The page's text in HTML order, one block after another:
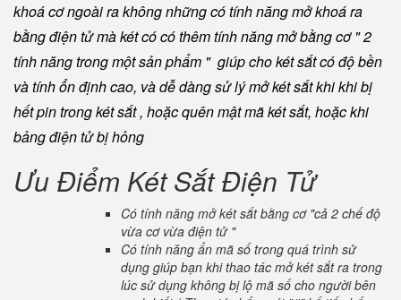
khoá cơ ngoài ra không những có tính năng mở khoá ra
bằng điện tử mà két có có thêm tính năng mở bằng cơ " 2
tính năng trong một sản phẩm " giúp cho két sắt có độ bền
và tính ổn định cao, và dễ dàng sử lý mở két sắt khi khi bị
hết pin trong két sắt , hoặc quên mật mã két sắt, hoặc khi
bảng điện tử bị hỏng
Ưu Điểm Két Sắt Điện Tử
Có tính năng mở két sắt bằng cơ "cả 2 chế độ
vừa cơ vừa điện tử "
Có tính năng ẩn mã số trong quá trình sử
dụng giúp bạn khi thao tác mở két sắt ra trong
lúc sử dụng không bị lộ mã số cho người bên